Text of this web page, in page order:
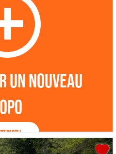
un nouveau
parti !